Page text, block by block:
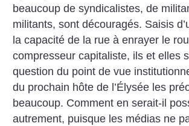
beaucoup de syndicalistes, de
militants, sont découragés. Saisis
la capacité de la rue à enrayer le
compresseur capitaliste, ils et elles
question du point de vue
du prochain hôte de l’Élysée les
beaucoup. Comment en serait-il
autrement, puisque les médias ne